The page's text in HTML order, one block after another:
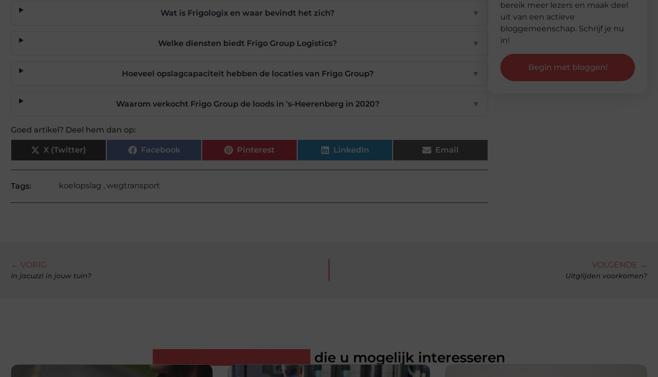
Wat is Frigologix en waar bevindt het zich? ▼
Welke diensten biedt Frigo Group Logistics? ▼
Hoeveel opslagcapaciteit hebben de locaties van Frigo Group? ▼
Waarom verkocht Frigo Group de loods in 's-Heerenberg in 2020? ▼
Goed artikel? Deel hem dan op:
X (Twitter) Facebook Pinterest LinkedIn Email
Tags: koelopslag , wegtransport
bereik meer lezers en maak deel
uit van een actieve
bloggemeenschap. Schrijf je nu
in!
Begin met bloggen!
← VORIG
In jacuzzi in jouw tuin?
VOLGENDE →
Uitglijden voorkomen?
die u mogelijk interesseren